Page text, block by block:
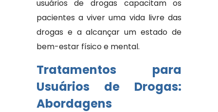
usuários de drogas capacitam os
pacientes a viver uma vida livre das
drogas e a alcançar um estado de
bem-estar físico e mental.
Tratamentos para
Usuários de Drogas:
Abordagens